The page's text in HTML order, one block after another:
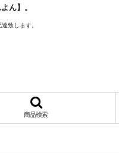
ん】。
致します。
商品検索